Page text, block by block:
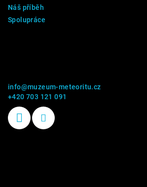
Náš příběh
Spolupráce
info@muzeum-meteoritu.cz
+420 703 121 091